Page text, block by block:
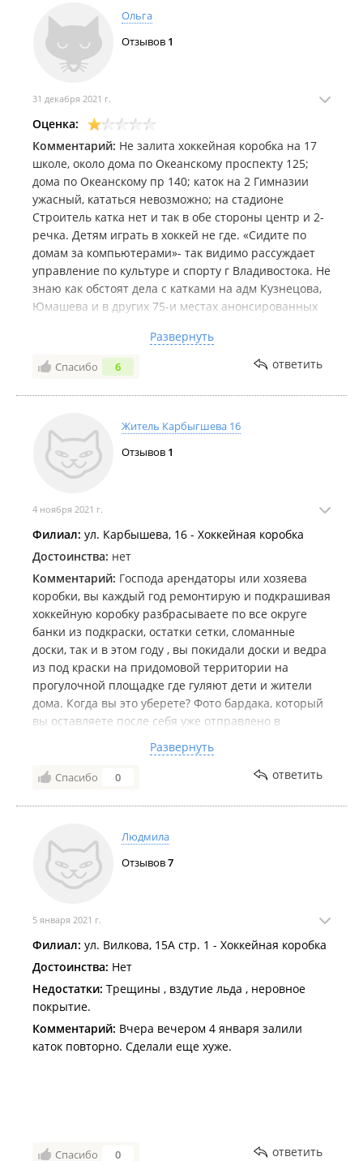
Ольга
Отзывов 1
31 декабря 2021 г.
Оценка:
Комментарий: Не залита хоккейная коробка на 17
школе, около дома по Океанскому проспекту 125;
дома по Океанскому пр 140; каток на 2 Гимназии
ужасный, кататься невозможно; на стадионе
Строитель катка нет и так в обе стороны центр и 2-
речка. Детям играть в хоккей не где. «Сидите по
домам за компьютерами»- так видимо рассуждает
управление по культуре и спорту г Владивостока. Не
знаю как обстоят дела с катками на адм Кузнецова,
Юмашева и в других 75-и местах анонсированных
лет ехать далековато на каток в парк им Лазо,
например. В шаговой доступности или хотя на
транспорте до 5 остановок ничего нет!!!!
Развернуть
Спасибо 6 ответить
Житель Карбыгшева 16
Отзывов 1
4 ноября 2021 г.
Филиал: ул. Карбышева, 16 - Хоккейная коробка
Достоинства: нет
Комментарий: Господа арендаторы или хозяева
коробки, вы каждый год ремонтирую и подкрашивая
хоккейную коробку разбрасываете по все округе
банки из подкраски, остатки сетки, сломанные
доски, так и в этом году , вы покидали доски и ведра
из под краски на придомовой территории на
прогулочной площадке где гуляют дети и жители
дома. Когда вы это уберете? Фото бардака, который
вы оставляете после себя уже отправлено в
время вы не уберете за собой все , такие фото будут
отправлены по Госуслугам в Москву на контроль
Развернуть
Спасибо 0 ответить
Людмила
Отзывов7
5 января 2021 г.
Филиал: ул. Вилкова, 15А стр. 1 - Хоккейная коробка
Достоинства: Нет
Недостатки: Трещины , вздутие льда , неровное
покрытие.
Комментарий: Вчера вечером 4 января залили
каток повторно. Сделали еще хуже.
Спасибо 0 ответить